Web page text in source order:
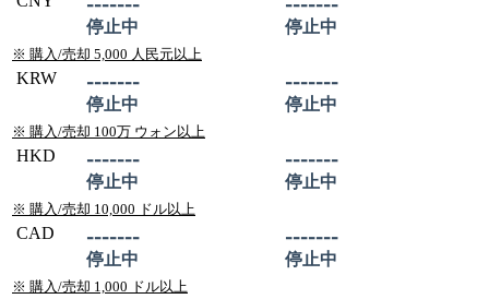
停止中 停止中
※ 購入/売却 5,000 人民元以上
KRW -------
停止中
-------
停止中
※ 購入/売却 100万 ウォン以上
HKD -------
停止中
-------
停止中
※ 購入/売却 10,000 ドル以上
CAD -------
停止中
-------
停止中
※ 購入/売却 1,000 ドル以上